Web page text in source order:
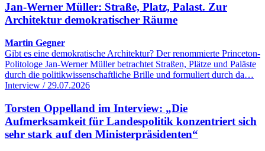
Jan-Werner Müller: Straße, Platz, Palast. Zur
Architektur demokratischer Räume
Martin Gegner
Gibt es eine demokratische Architektur? Der renommierte Princeton-
Politologe Jan-Werner Müller betrachtet Straßen, Plätze und Paläste
durch die politikwissenschaftliche Brille und formuliert durch da…
Interview / 29.07.2026
Torsten Oppelland im Interview: „Die
Aufmerksamkeit für Landespolitik konzentriert sich
sehr stark auf den Ministerpräsidenten“